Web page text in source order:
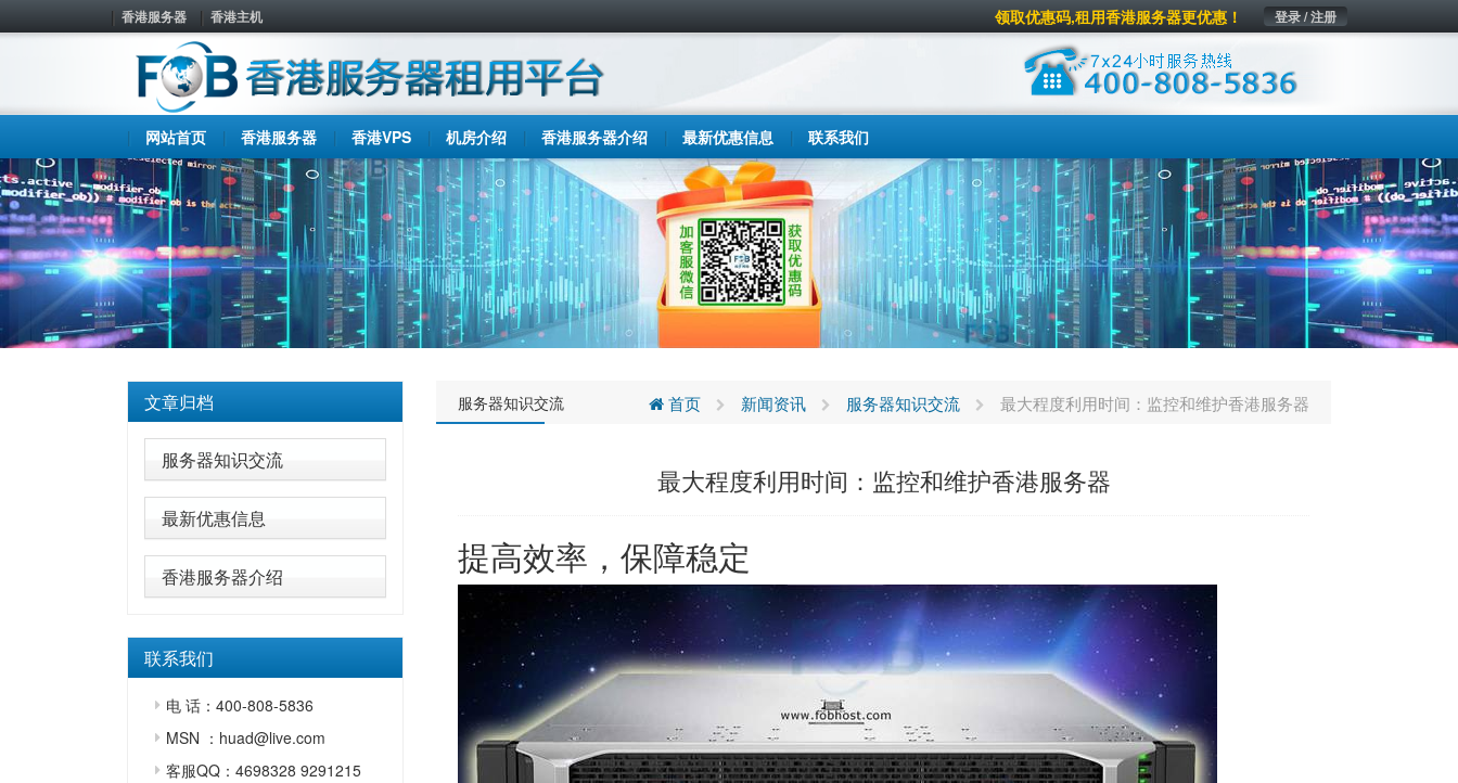
香港服务器 香港主机 登录 / 注册
领取优惠码,租用香港服务器更优惠！
网站首页 香港服务器 香港VPS 机房介绍 香港服务器介绍 最新优惠信息 联系我们
文章归档
服务器知识交流
最新优惠信息
香港服务器介绍
联系我们
电 话：400-808-5836
MSN ：huad@live.com
客服QQ：4698328 9291215
服务器知识交流 首页 新闻资讯 服务器知识交流 最大程度利用时间：监控和维护香港服务器
最大程度利用时间：监控和维护香港服务器
提高效率，保障稳定